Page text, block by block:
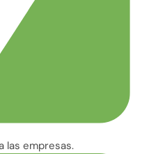
las empresas.